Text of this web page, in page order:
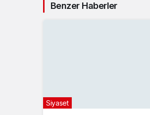
Benzer Haberler
Siyaset